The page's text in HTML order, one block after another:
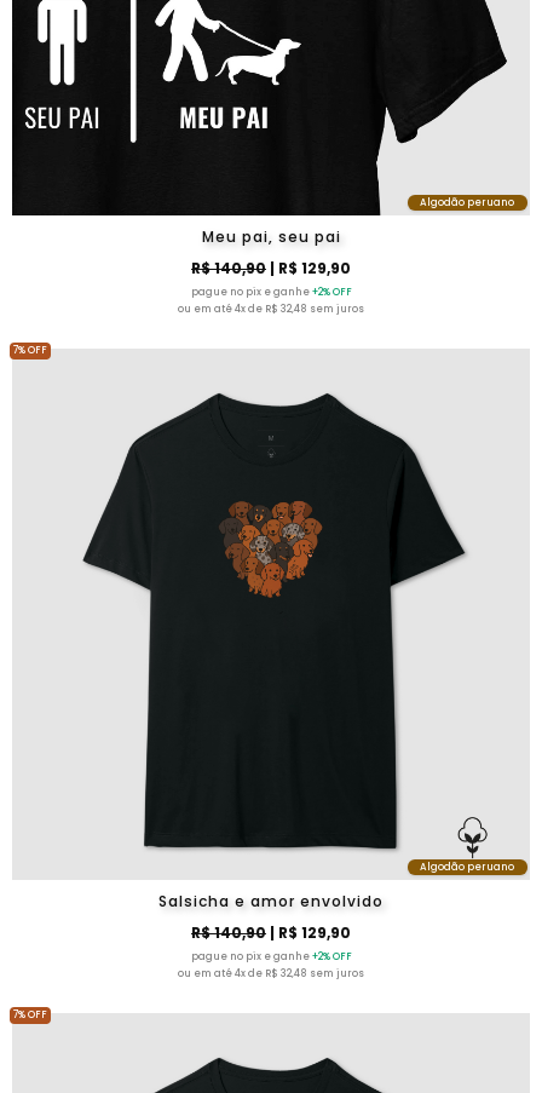
Algodão peruano
Meu pai, seu pai
R$ 140,90 | R$ 129,90
pague no pix e ganhe+2% OFF
ou em até 4x de R$ 32,48 sem juros
Algodão peruano
Salsicha e amor envolvido
R$ 140,90 | R$ 129,90
pague no pix e ganhe+2% OFF
ou em até 4x de R$ 32,48 sem juros
7% OFF
7% OFF